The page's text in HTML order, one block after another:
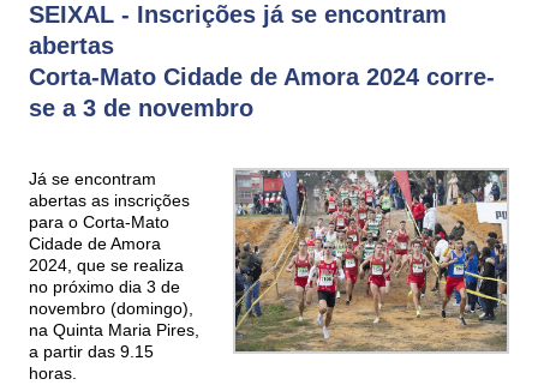
SEIXAL - Inscrições já se encontram
abertas
Corta-Mato Cidade de Amora 2024 corre-
se a 3 de novembro
Já se encontram
abertas as inscrições
para o Corta-Mato
Cidade de Amora
2024, que se realiza
no próximo dia 3 de
novembro (domingo),
na Quinta Maria Pires,
a partir das 9.15
horas.